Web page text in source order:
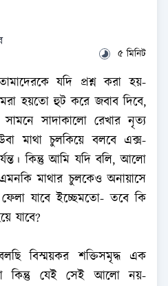
৫ মিনিট
যদি প্রশ্ন করা হয়-
হয়তো হুট করে জবাব দিবে,
সাদাকালো রেখার নৃত্য
মাথা চুলকিয়ে বলবে এক্স-
কিন্তু আমি যদি বলি, আলো
মাথার চুলকেও অনায়াসে
যাবে ইচ্ছেমতো- তবে কি
যাবে?
বিস্ময়কর শক্তিসমৃদ্ধ এক
কিন্তু যেই সেই আলো নয়-